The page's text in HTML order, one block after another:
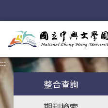
:::
整合查詢